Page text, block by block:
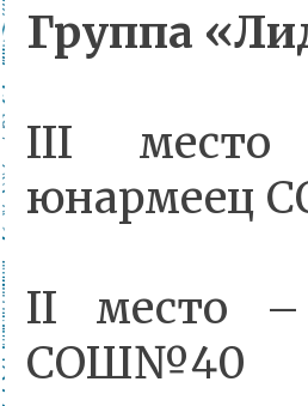
Группа
III место
юнармеец
II место –
СОШ№40